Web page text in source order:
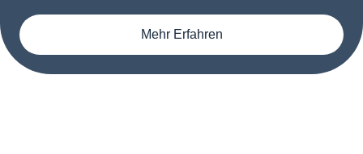
Mehr Erfahren